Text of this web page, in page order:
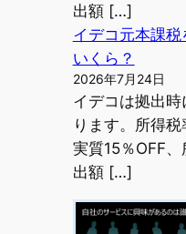
出額 […]
イデコ元本課
いくら？
2026年7月24日
イデコは拠出
ります。所得
実質15％OFF
出額 […]